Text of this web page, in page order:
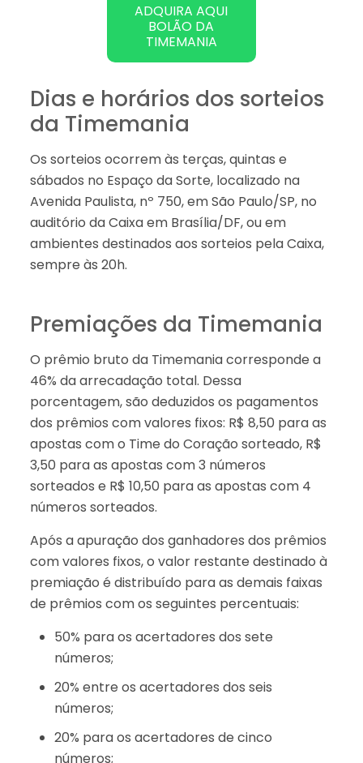
ADQUIRA AQUI
BOLÃO DA
TIMEMANIA
Dias e horários dos sorteios
da Timemania
Os sorteios ocorrem às terças, quintas e
sábados no Espaço da Sorte, localizado na
Avenida Paulista, nº 750, em São Paulo/SP, no
auditório da Caixa em Brasília/DF, ou em
ambientes destinados aos sorteios pela Caixa,
sempre às 20h.
Premiações da Timemania
O prêmio bruto da Timemania corresponde a
46% da arrecadação total. Dessa
porcentagem, são deduzidos os pagamentos
dos prêmios com valores fixos: R$ 8,50 para as
apostas com o Time do Coração sorteado, R$
3,50 para as apostas com 3 números
sorteados e R$ 10,50 para as apostas com 4
números sorteados.
Após a apuração dos ganhadores dos prêmios
com valores fixos, o valor restante destinado à
premiação é distribuído para as demais faixas
de prêmios com os seguintes percentuais:
50% para os acertadores dos sete
números;
20% entre os acertadores dos seis
números;
20% para os acertadores de cinco
números;